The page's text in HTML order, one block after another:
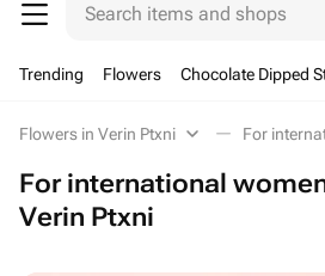
Search items and shops
Trending Flowers Chocolate Dipped
Flowers in Verin Ptxni For
For international
Verin Ptxni